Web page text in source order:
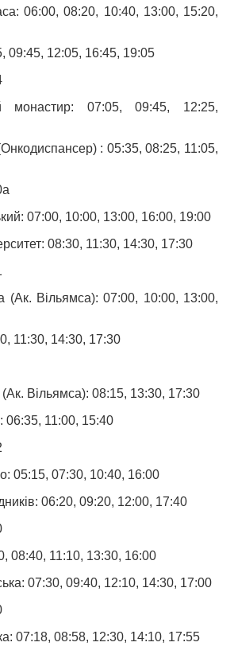
06:00, 08:20, 10:40, 13:00, 15:20,
09:45, 12:05, 16:45, 19:05
монастир: 07:05, 09:45, 12:25,
: 05:35, 08:25, 11:05,
07:00, 10:00, 13:00, 16:00, 19:00
08:30, 11:30, 14:30, 17:30
(Ак. Вільямса): 07:00, 10:00, 13:00,
11:30, 14:30, 17:30
Вільямса): 08:15, 13:30, 17:30
06:35, 11:00, 15:40
05:15, 07:30, 10:40, 16:00
06:20, 09:20, 12:00, 17:40
08:40, 11:10, 13:30, 16:00
07:30, 09:40, 12:10, 14:30, 17:00
07:18, 08:58, 12:30, 14:10, 17:55